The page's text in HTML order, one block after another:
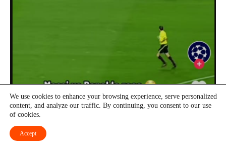
We use cookies to enhance your browsing experience, serve personalized
content, and analyze our traffic. By continuing, you consent to our use
of cookies.
Accept